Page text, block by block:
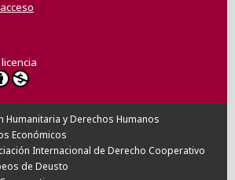
Humanitaria y Derechos Humanos
Económicos
Internacional de Derecho Cooperativo
de Deusto